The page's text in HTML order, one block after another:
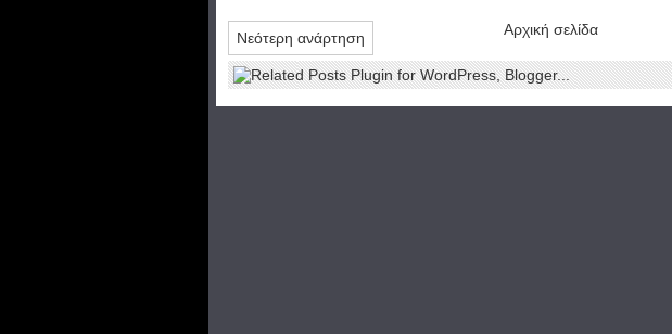
Νεότερη ανάρτηση Αρχική σελίδα